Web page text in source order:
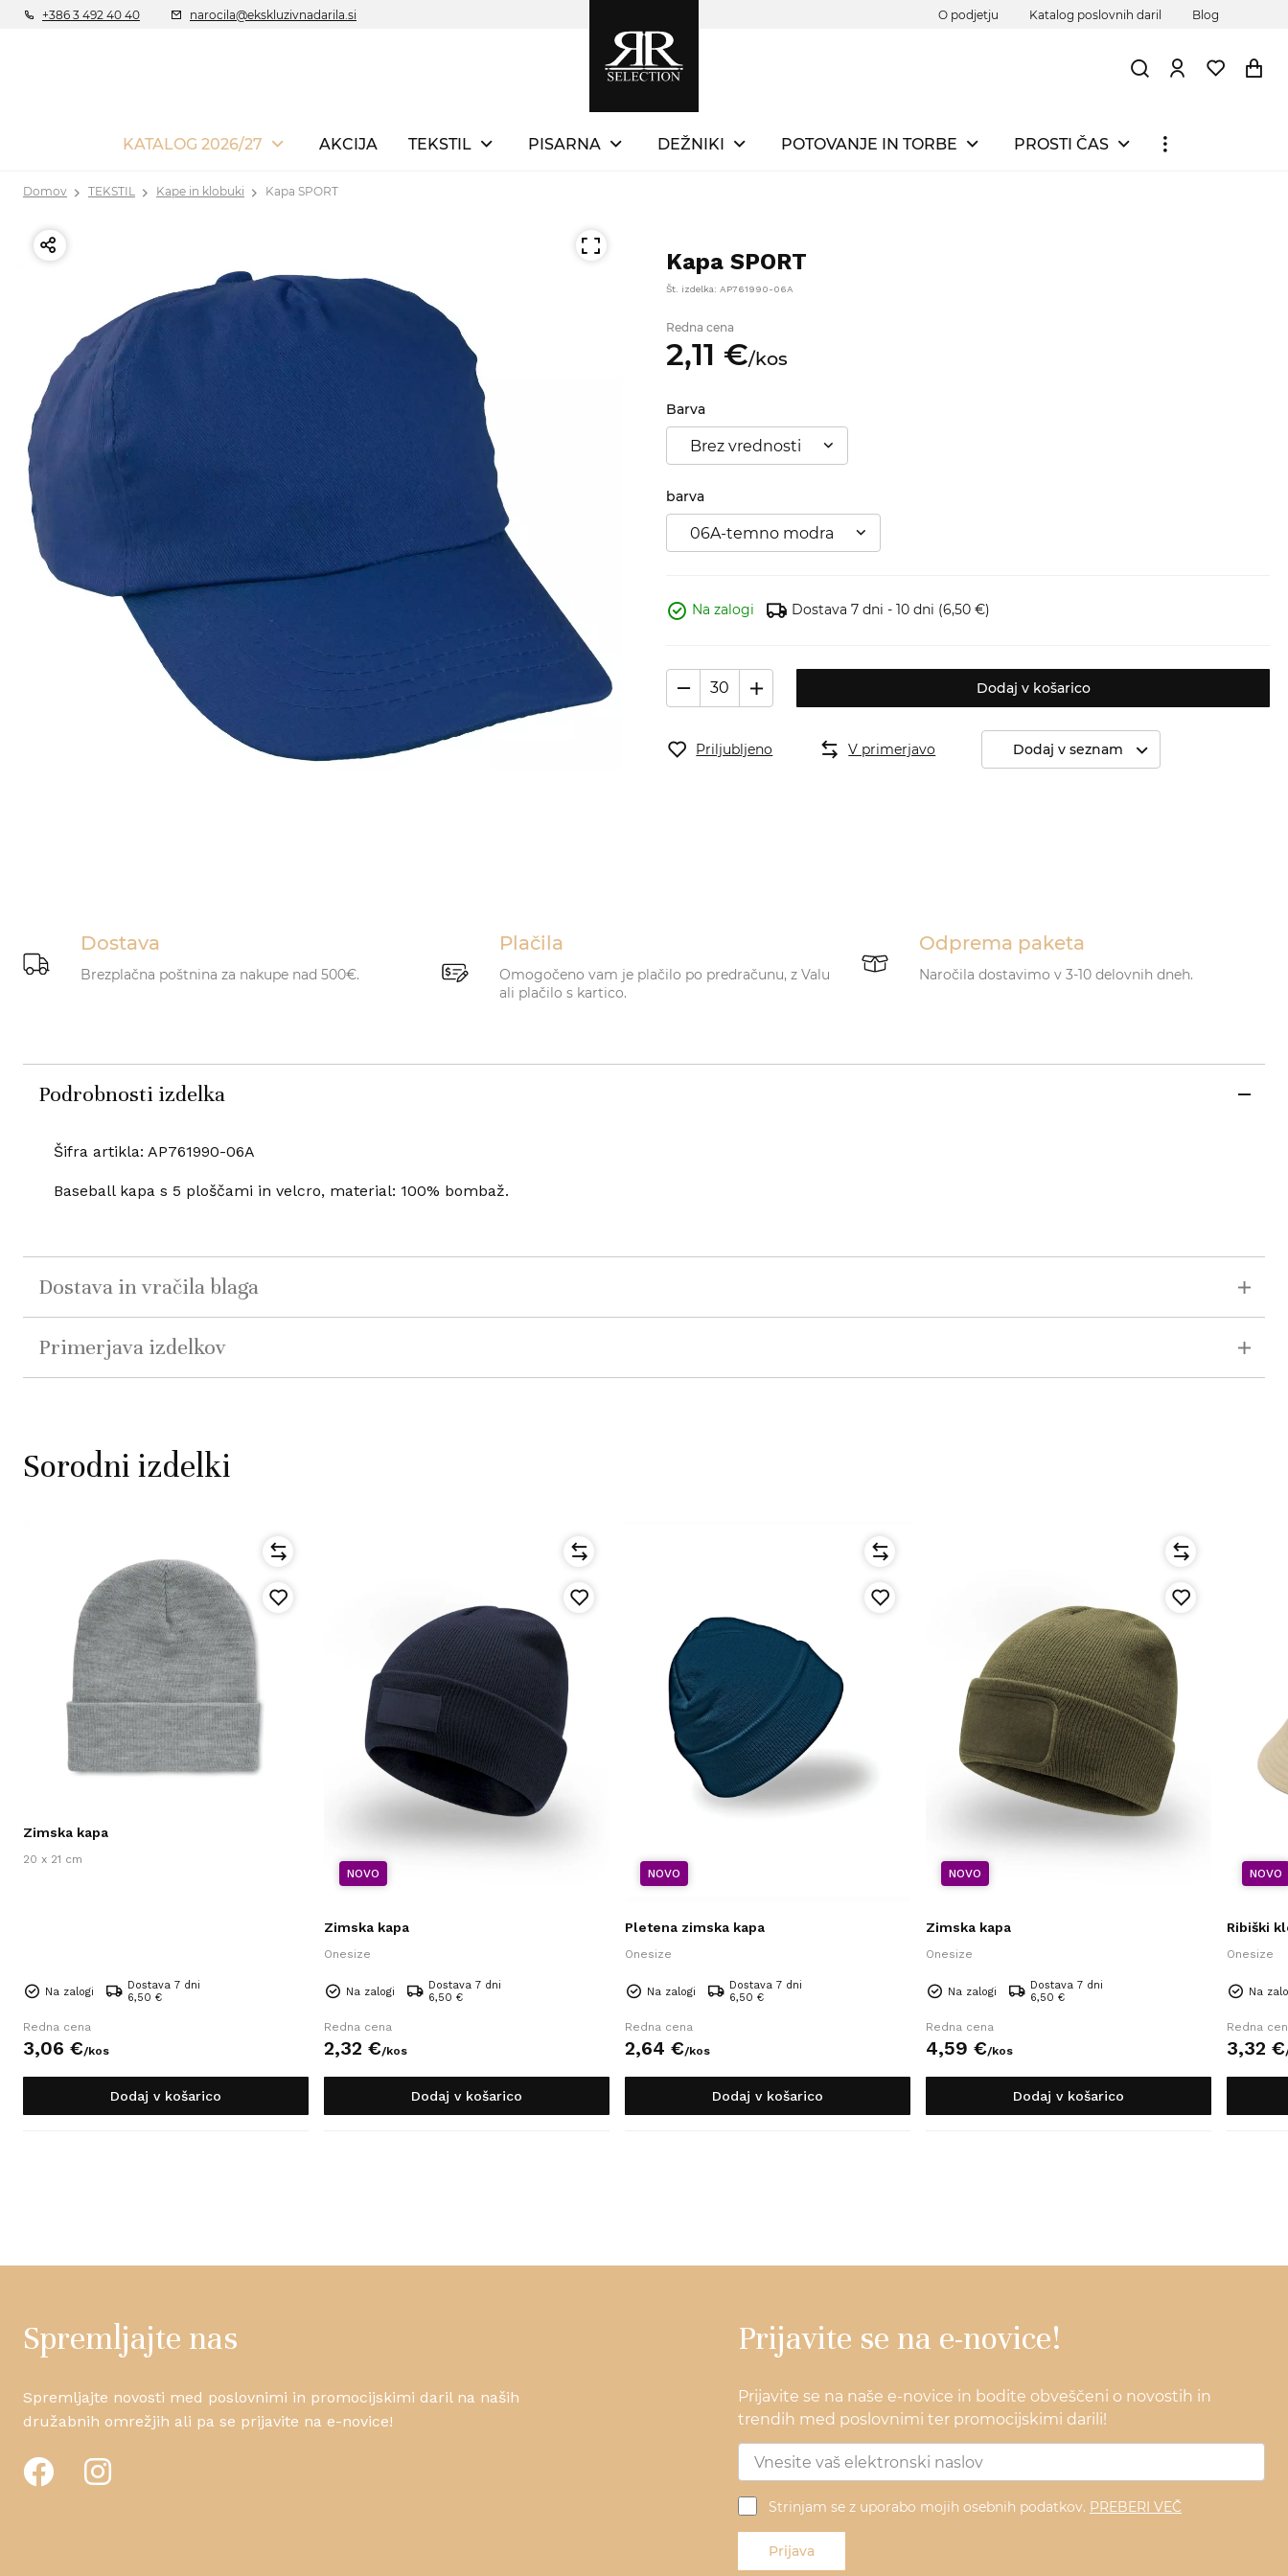
+386 3 492 40 40 narocila@ekskluzivnadarila.si O podjetju Katalog poslovnih daril Blog
KATALOG 2026/27 AKCIJA TEKSTIL PISARNA DEŽNIKI POTOVANJE IN TORBE PROSTI ČAS
Domov TEKSTIL Kape in klobuki Kapa SPORT
Kapa SPORT
Št. izdelka: AP761990-06A
Redna cena
2,11 €/kos
Barva
Brez vrednosti
barva
06A-temno modra
Na zalogi Dostava 7 dni - 10 dni (6,50 €)
Dodaj v košarico
Priljubljeno V primerjavo Dodaj v seznam
Dostava
Brezplačna poštnina za nakupe nad 500€.
Plačila
Omogočeno vam je plačilo po predračunu, z Valu
ali plačilo s kartico.
Odprema paketa
Naročila dostavimo v 3-10 delovnih dneh.
Podrobnosti izdelka
Šifra artikla: AP761990-06A
Baseball kapa s 5 ploščami in velcro, material: 100% bombaž.
Dostava in vračila blaga
Primerjava izdelkov
Sorodni izdelki
Zimska kapa
20 x 21 cm
Na zalogi
Dostava 7 dni
6,50 €
Redna cena
3,06 €/kos
Dodaj v košarico
NOVO
Zimska kapa
Onesize
Na zalogi
Dostava 7 dni
6,50 €
Redna cena
2,32 €/kos
Dodaj v košarico
NOVO
Pletena zimska kapa
Onesize
Na zalogi
Dostava 7 dni
6,50 €
Redna cena
2,64 €/kos
Dodaj v košarico
NOVO
Zimska kapa
Onesize
Na zalogi
Dostava 7 dni
6,50 €
Redna cena
4,59 €/kos
Dodaj v košarico
NOVO
Ribiški
Onesize
Na
Redna
3,32 €
Spremljajte nas
Spremljajte novosti med poslovnimi in promocijskimi daril na naših
družabnih omrežjih ali pa se prijavite na e-novice!
Prijavite se na e-novice!
Prijavite se na naše e-novice in bodite obveščeni o novostih in
trendih med poslovnimi ter promocijskimi darili!
Strinjam se z uporabo mojih osebnih podatkov. PREBERI VEČ
Prijava